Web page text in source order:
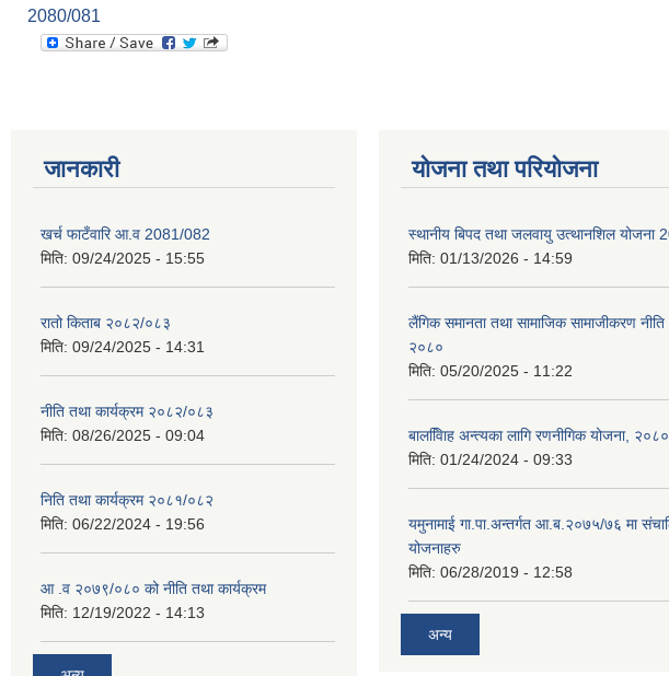
2080/081
जानकारी
खर्च फाटँवारि आ.व 2081/082
मिति: 09/24/2025 - 15:55
रातो किताब २०८२/०८३
मिति: 09/24/2025 - 14:31
नीति तथा कार्यक्रम २०८२/०८३
मिति: 08/26/2025 - 09:04
निति तथा कार्यक्रम २०८१/०८२
मिति: 06/22/2024 - 19:56
आ .व २०७९/०८० को नीति तथा कार्यक्रम
मिति: 12/19/2022 - 14:13
योजना तथा परियोजना
स्थानीय बिपद तथा जलवायु उत्थानशिल योजना
मिति: 01/13/2026 - 14:59
लैंगिक समानता तथा सामाजिक सामाजीकरण नीति
२०८०
मिति: 05/20/2025 - 11:22
बालवििाह अन्त्यका लागि रणनीगिक योजना, २०८०
मिति: 01/24/2024 - 09:33
यमुनामाई गा.पा.अन्तर्गत आ.ब.२०७५/७६ मा
योजनाहरु
मिति: 06/28/2019 - 12:58
अन्य